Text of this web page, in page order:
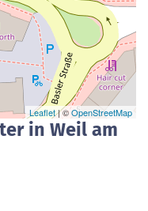
Leaflet| ©OpenStreetMap
in Weil am